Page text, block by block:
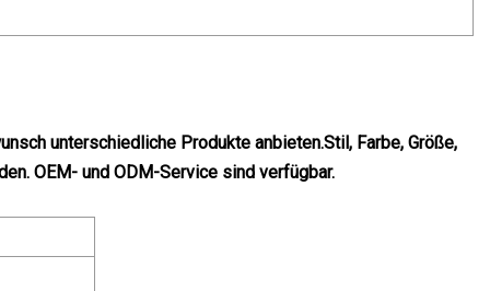
unterschiedliche Produkte anbieten.Stil, Farbe, Größe,
OEM- und ODM-Service sind verfügbar.